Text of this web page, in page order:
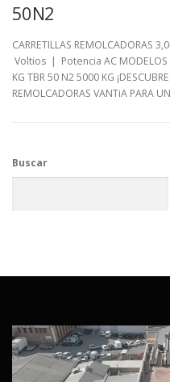
50N2
CARRETILLAS REMOLCADORAS
Voltios | Potencia AC MODELOS
KG TBR 50 N2 5000 KG
REMOLCADORAS VANTiA PARA
Buscar